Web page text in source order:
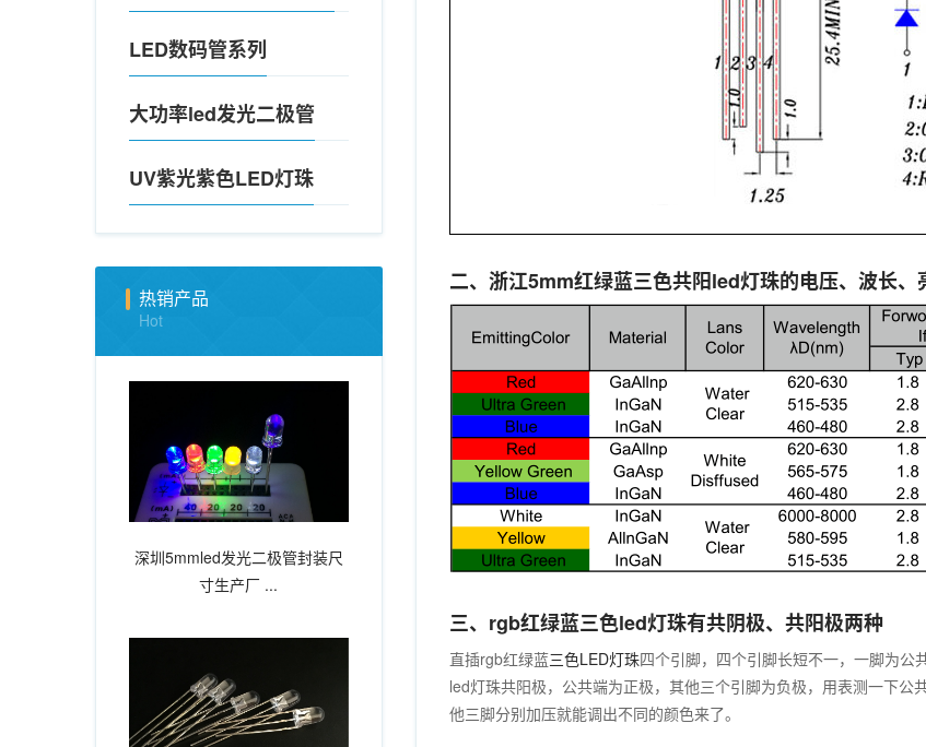
LED数码管系列
大功率led发光二极管
UV紫光紫色LED灯珠
热销产品
Hot
深圳5mmled发光二极管封装尺
寸生产厂 ...
二、浙江5mm红绿蓝三色共阳led灯珠的电压、波长、
三、rgb红绿蓝三色led灯珠有共阴极、共阳极两种
直插rgb红绿蓝三色LED灯珠四个引脚，四个引脚长短不一，一脚为公
led灯珠共阳极，公共端为正极，其他三个引脚为负极，用表测一下
他三脚分别加压就能调出不同的颜色来了。